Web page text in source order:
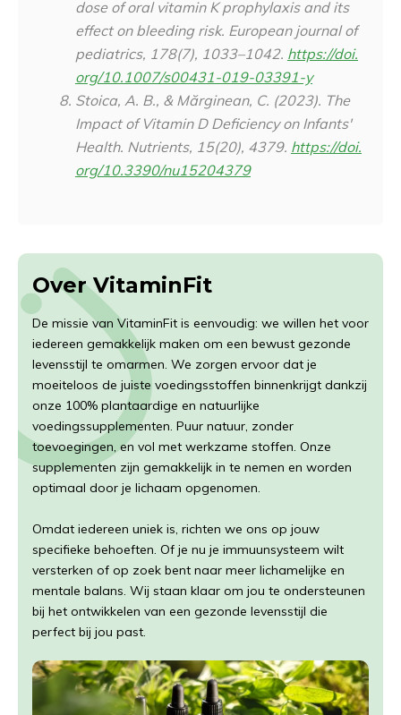
dose of oral vitamin K prophylaxis and its
effect on bleeding risk. European journal of
pediatrics, 178(7), 1033–1042. https://doi.
org/10.1007/s00431-019-03391-y
Stoica, A. B., & Mărginean, C. (2023). The
Impact of Vitamin D Deficiency on Infants'
Health. Nutrients, 15(20), 4379. https://doi.
org/10.3390/nu15204379
Over VitaminFit
De missie van VitaminFit is eenvoudig: we willen het voor
iedereen gemakkelijk maken om een bewust gezonde
levensstijl te omarmen. We zorgen ervoor dat je
moeiteloos de juiste voedingsstoffen binnenkrijgt dankzij
onze 100% plantaardige en natuurlijke
voedingssupplementen. Puur natuur, zonder
toevoegingen, en vol met werkzame stoffen. Onze
supplementen zijn gemakkelijk in te nemen en worden
optimaal door je lichaam opgenomen.
Omdat iedereen uniek is, richten we ons op jouw
specifieke behoeften. Of je nu je immuunsysteem wilt
versterken of op zoek bent naar meer lichamelijke en
mentale balans. Wij staan klaar om jou te ondersteunen
bij het ontwikkelen van een gezonde levensstijl die
perfect bij jou past.